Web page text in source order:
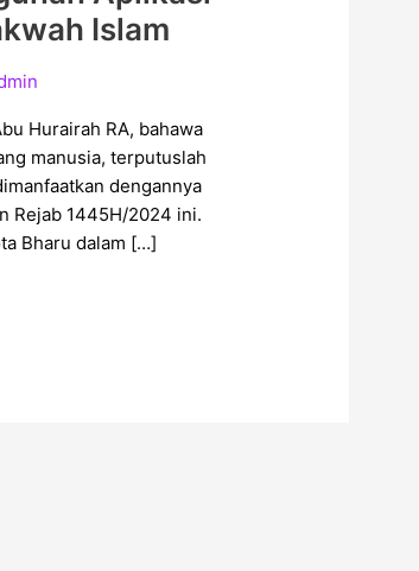
Islam
Hurairah RA, bahawa
dengannya
Rejab 1445H/2024 ini.
Bharu dalam […]